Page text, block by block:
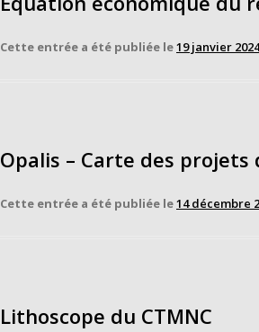
Cette entrée a été publiée le19 janvier 2024
Opalis – Carte des
Cette entrée a été publiée le14 décembre
Lithoscope du CTMNC